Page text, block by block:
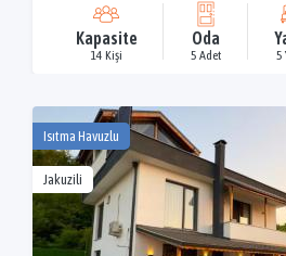
Kapasite
14 Kişi
Oda
5 Adet 5
Isıtma Havuzlu
Jakuzili